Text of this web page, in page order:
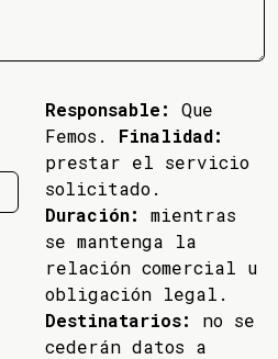
Responsable:
Que
Femos. Finalidad:
prestar el servicio
solicitado.
Duración:
mientras
se mantenga la
relación comercial u
obligación legal.
Destinatarios:
no se
cederán datos a